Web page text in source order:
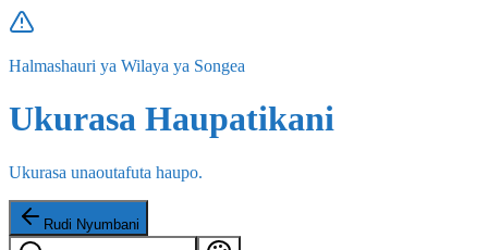
Halmashauri ya Wilaya ya Songea
Ukurasa Haupatikani
Ukurasa unaoutafuta haupo.
Rudi Nyumbani